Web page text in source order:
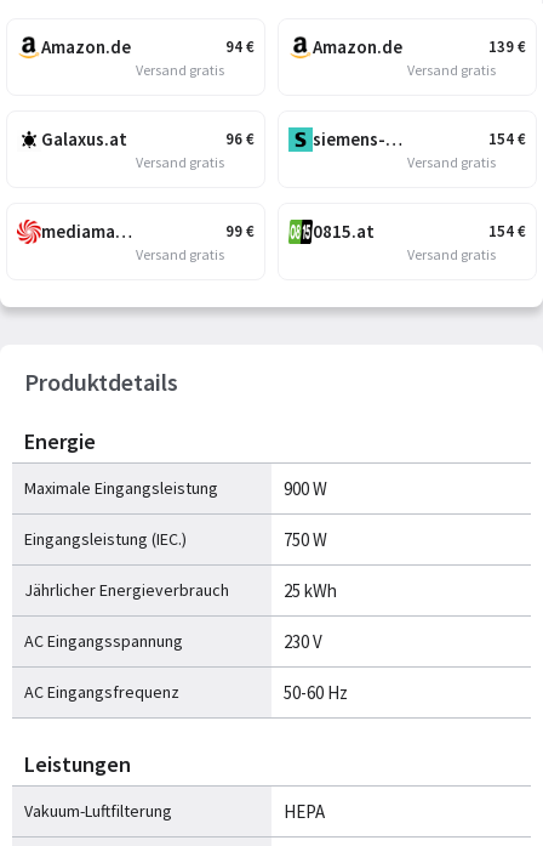
94€
Amazon.de
Versand gratis
96€
Galaxus.at
Versand gratis
99€
mediamarkt.at
Versand gratis
139€
Amazon.de
Versand gratis
154€
siemens-home.com/at/
Versand gratis
154€
0815.at
Versand gratis
Produktdetails
Energie
Maximale Eingangsleistung 900 W
Eingangsleistung (IEC.) 750 W
Jährlicher Energieverbrauch 25 kWh
AC Eingangsspannung 230 V
AC Eingangsfrequenz 50-60 Hz
Leistungen
Vakuum-Luftfilterung HEPA